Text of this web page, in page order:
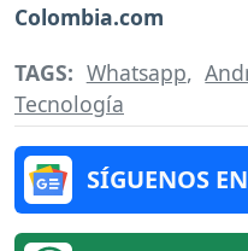
Colombia.com
TAGS: Whatsapp,
Tecnología
SÍGUENOS